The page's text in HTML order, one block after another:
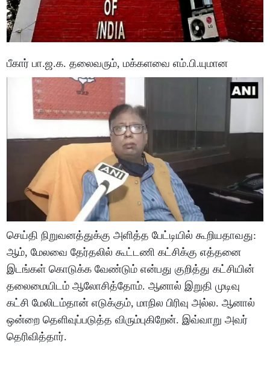
பீகார் பா.ஜ.க. தலைவரும், மக்களவை எம்.பி.யுமான
செய்தி நிறுவனத்துக்கு அளித்த பேட்டியில் கூறியதாவது:
ஆம், மேலவை தேர்தலில் கூட்டணி கட்சிக்கு எத்தனை
இடங்கள் கொடுக்க வேண்டும் என்பது குறித்து கட்சியின்
தலைமையிடம் ஆலோசித்தோம். ஆனால் இறுதி முடிவு
கட்சி மேலிடம்தான் எடுக்கும், மாநில பிரிவு அல்ல. ஆனால்
ஒன்றை தெளிவுப்படுத்த விரும்புகிறேன். இவ்வாறு அவர்
தெரிவித்தார்.